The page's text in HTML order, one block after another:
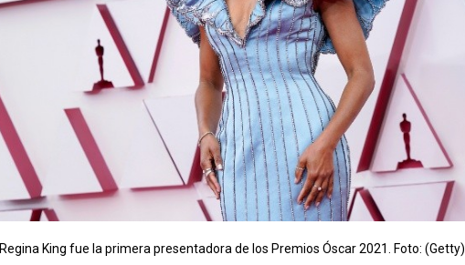
Regina King fue la primera presentadora de los Premios Óscar 2021. Foto: (Getty)